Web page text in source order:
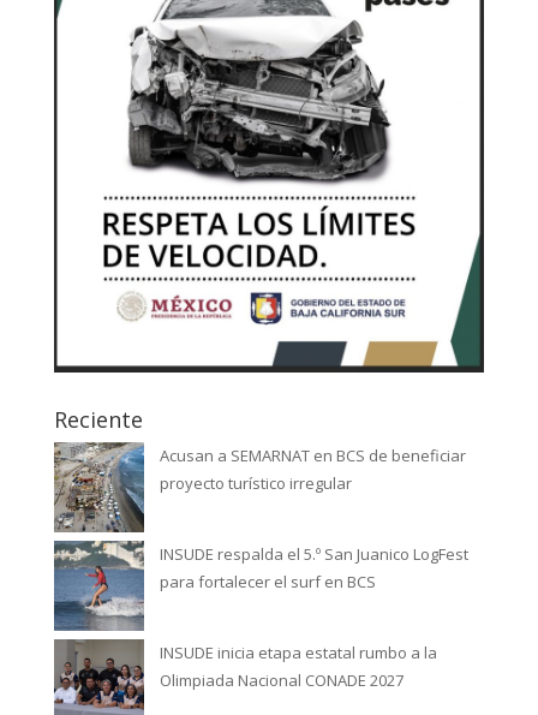
Reciente
Acusan a SEMARNAT en BCS de beneficiar
proyecto turístico irregular
INSUDE respalda el 5.º San Juanico LogFest
para fortalecer el surf en BCS
INSUDE inicia etapa estatal rumbo a la
Olimpiada Nacional CONADE 2027